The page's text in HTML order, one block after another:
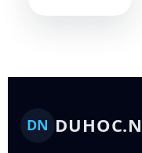
DN